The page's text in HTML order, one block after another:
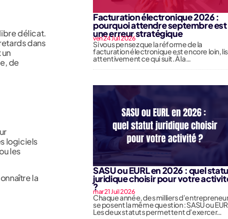
délicat.
dans
de
logiciels
les
la
Facturation électronique 2026 :
pourquoi attendre septembre est
une erreur stratégique
ven 24 Juil 2026
Si vous pensez que la réforme de la
facturation électronique est encore loin,
attentivement ce qui suit. À la…
SASU ou EURL en 2026 : quel
juridique choisir pour votre
?
mar 21 Juil 2026
Chaque année, des milliers
se posent la même question : SASU ou
Les deux statuts permettent d’exercer…